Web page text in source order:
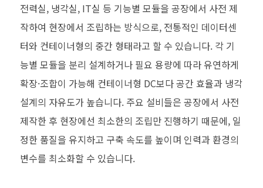
전력실, 냉각실, IT실 등 기능별 모듈을 공장에서 사전 제
작하여 현장에서 조립하는 방식으로, 전통적인 데이터센
터와 컨테이너형의 중간 형태라고 할 수 있습니다. 각 기
능별 모듈을 분리 설계하거나 필요 용량에 따라 유연하게
확장·조합이 가능해 컨테이너형 DC보다 공간 효율과 냉각
설계의 자유도가 높습니다. 주요 설비들은 공장에서 사전
제작한 후 현장에선 최소한의 조립만 진행하기 때문에, 일
정한 품질을 유지하고 구축 속도를 높이며 인력과 환경의
변수를 최소화할 수 있습니다.